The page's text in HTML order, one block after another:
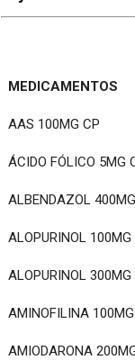
MEDICAMENTOS
MEDICAMENTOS
AAS 100MG CP
ÁCIDO FÓLICO 5MG
ALBENDAZOL
ALOPURINOL 100MG
ALOPURINOL 300MG
AMINOFILINA
AMIODARONA